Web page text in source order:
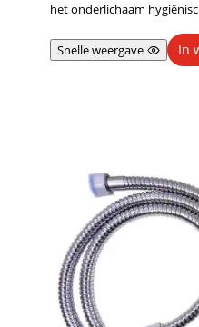
het onderlichaam
Snelle weergave In